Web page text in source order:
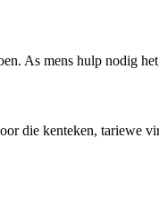
As mens hulp nodig
die kenteken, tariewe